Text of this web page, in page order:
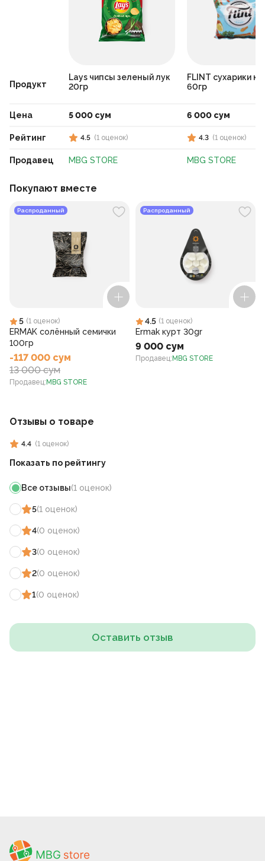
Продукт
Цена
Рейтинг
Продавец
Lays чипсы зеленый лук
20гр
5 000 сум
4.5 (1 оценок)
MBG STORE
FLINT сухарики
60гр
6 000 сум
4.3 (1 оценок)
MBG STORE
Покупают вместе
Распроданный
5 (1 оценок)
ERMAK солённый семички
100гр
-117 000 сум
13 000 сум
Продавец: MBG STORE
Распроданный
4.5 (1 оценок)
Ermak курт 30gr
9 000 сум
Продавец: MBG STORE
Отзывы о товаре
4.4 (1 оценок)
Показать по рейтингу
Все отзывы(1 оценок)
5(1 оценок)
4(0 оценок)
3(0 оценок)
2(0 оценок)
1(0 оценок)
Оставить отзыв